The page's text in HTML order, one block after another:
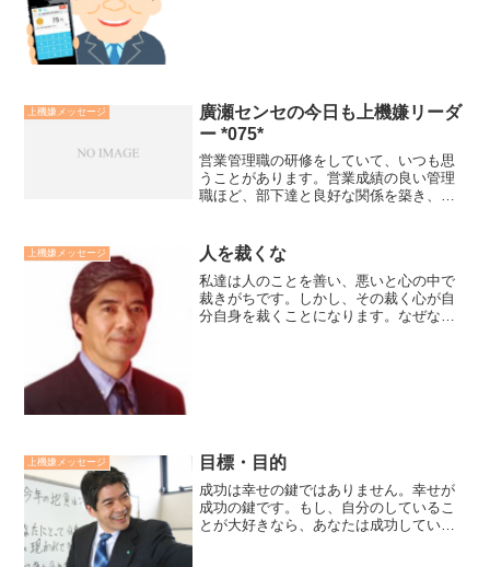
上機嫌メッセージ
廣瀬センセの今日も上機嫌リーダ
ー *075*
営業管理職の研修をしていて、いつも思
うことがあります。営業成績の良い管理
職ほど、部下達と良好な関係を築き、部
あります。それは、上司からもてなされ
た部下はその部下やお客様...
上機嫌メッセージ 人を裁くな
私達は人のことを善い、悪いと心の中で
裁きがちです。しかし、その裁く心が自
分自身を裁くことになります。なぜな
上機嫌メッセージ 目標・目的
成功は幸せの鍵ではありません。幸せが
成功の鍵です。もし、自分のしているこ
とが大好きなら、あなたは成功している